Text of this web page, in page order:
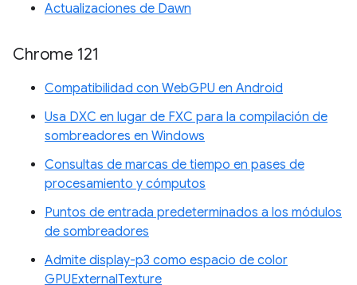
Actualizaciones de Dawn
Chrome 121
Compatibilidad con WebGPU en Android
Usa DXC en lugar de FXC para la compilación de
sombreadores en Windows
Consultas de marcas de tiempo en pases de
procesamiento y cómputos
Puntos de entrada predeterminados a los módulos
de sombreadores
Admite display-p3 como espacio de color
GPUExternalTexture